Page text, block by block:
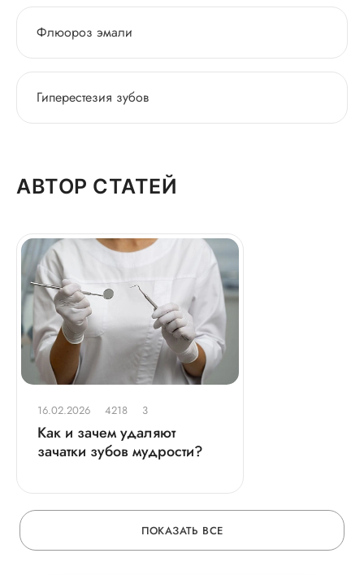
Флюороз эмали
Гиперестезия зубов
АВТОР СТАТЕЙ
16.02.2026 4218 3
Как и зачем удаляют
зачатки зубов мудрости?
ПОКАЗАТЬ ВСЕ